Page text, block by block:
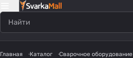
Главная Каталог Сварочное оборудование